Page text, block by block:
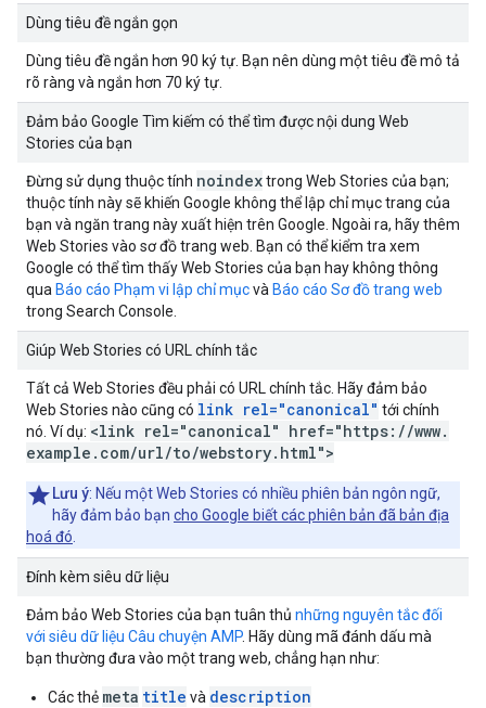
Dùng tiêu đề ngắn gọn
Dùng tiêu đề ngắn hơn 90 ký tự. Bạn nên dùng một tiêu đề mô tả
rõ ràng và ngắn hơn 70 ký tự.
Đảm bảo Google Tìm kiếm có thể tìm được nội dung Web
Stories của bạn
Đừng sử dụng thuộc tính noindextrong Web Stories của bạn;
thuộc tính này sẽ khiến Google không thể lập chỉ mục trang của
bạn và ngăn trang này xuất hiện trên Google. Ngoài ra, hãy thêm
Web Stories vào sơ đồ trang web. Bạn có thể kiểm tra xem
Google có thể tìm thấy Web Stories của bạn hay không thông
qua Báo cáo Phạm vi lập chỉ mụcvà Báo cáo Sơ đồ trang web
trong Search Console.
Giúp Web Stories có URL chính tắc
Tất cả Web Stories đều phải có URL chính tắc. Hãy đảm bảo
Web Stories nào cũng có link rel="canonical" tới chính
nó. Ví dụ: <link rel="canonical" href="https: //www.
example . com/url/to/webstory. html">
Lưu ý: Nếu một Web Stories có nhiều phiên bản ngôn ngữ,
hãy đảm bảo bạn cho Google biết các phiên bản đã bản địa
hoá đó
Đính kèm siêu dữ liệu
Đảm bảo Web Stories của bạn tuân thủ những nguyên tắc đối
với siêu dữ liệu Câu chuyện AMP. Hãy dùng mã đánh dấu mà
bạn thường đưa vào một trang web, chẳng hạn như:
Các thẻ meta title và description